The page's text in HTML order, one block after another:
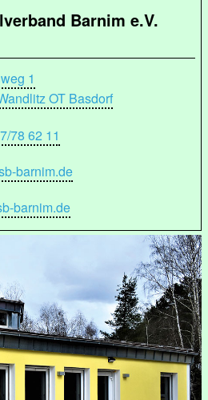
Barnim e.V.
1
OT Basdorf
78 62 11
barnim.de
barnim.de